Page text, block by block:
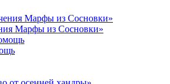
Марфы из Сосновки»